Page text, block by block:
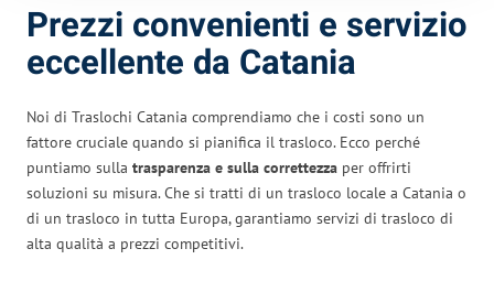
Prezzi convenienti e servizio
eccellente da Catania
Noi di Traslochi Catania comprendiamo che i costi sono un
fattore cruciale quando si pianifica il trasloco. Ecco perché
puntiamo sulla trasparenza e sulla correttezza per offrirti
soluzioni su misura. Che si tratti di un trasloco locale a Catania o
di un trasloco in tutta Europa, garantiamo servizi di trasloco di
alta qualità a prezzi competitivi.